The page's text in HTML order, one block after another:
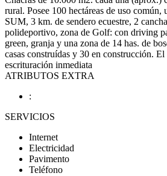
rural. Posee 100 hectáreas de uso
SUM, 3 km. de sendero ecuestre, 2
polideportivo, zona de Golf: con driving
green, granja y una zona de 14 has. de
casas construídas y 30 en construcción.
escrituración inmediata
ATRIBUTOS EXTRA
:
SERVICIOS
Internet
Electricidad
Pavimento
Teléfono